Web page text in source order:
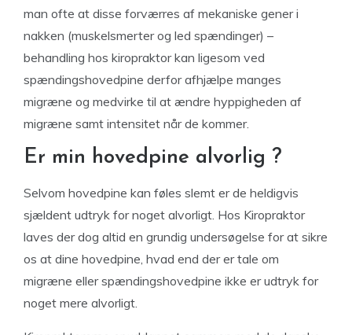
man ofte at disse forværres af mekaniske gener i
nakken (muskelsmerter og led spændinger) –
behandling hos kiropraktor kan ligesom ved
spændingshovedpine derfor afhjælpe manges
migræne og medvirke til at ændre hyppigheden af
migræne samt intensitet når de kommer.
Er min hovedpine alvorlig ?
Selvom hovedpine kan føles slemt er de heldigvis
sjældent udtryk for noget alvorligt. Hos Kiropraktor
laves der dog altid en grundig undersøgelse for at sikre
os at dine hovedpine, hvad end der er tale om
migræne eller spændingshovedpine ikke er udtryk for
noget mere alvorligt.